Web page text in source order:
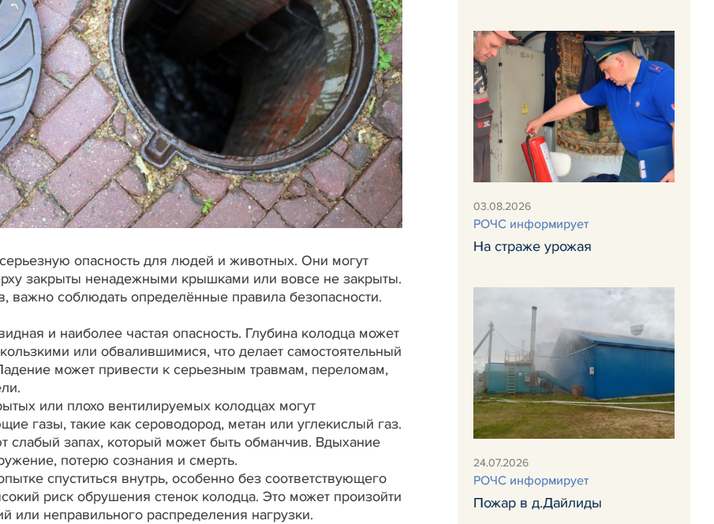
опасность для людей и животных. Они могут
закрыты ненадежными крышками или вовсе не закрыты.
важно соблюдать определённые правила безопасности.
и наиболее частая опасность. Глубина колодца может
или обвалившимися, что делает самостоятельный
может привести к серьезным травмам, переломам,
или плохо вентилируемых колодцах могут
газы, такие как сероводород, метан или углекислый газ.
слабый запах, который может быть обманчив. Вдыхание
потерю сознания и смерть.
спуститься внутрь, особенно без соответствующего
риск обрушения стенок колодца. Это может произойти
или неправильного распределения нагрузки.
03.08.2026
РОЧС информирует
На страже урожая
24.07.2026
РОЧС информирует
Пожар в д.Дайлиды